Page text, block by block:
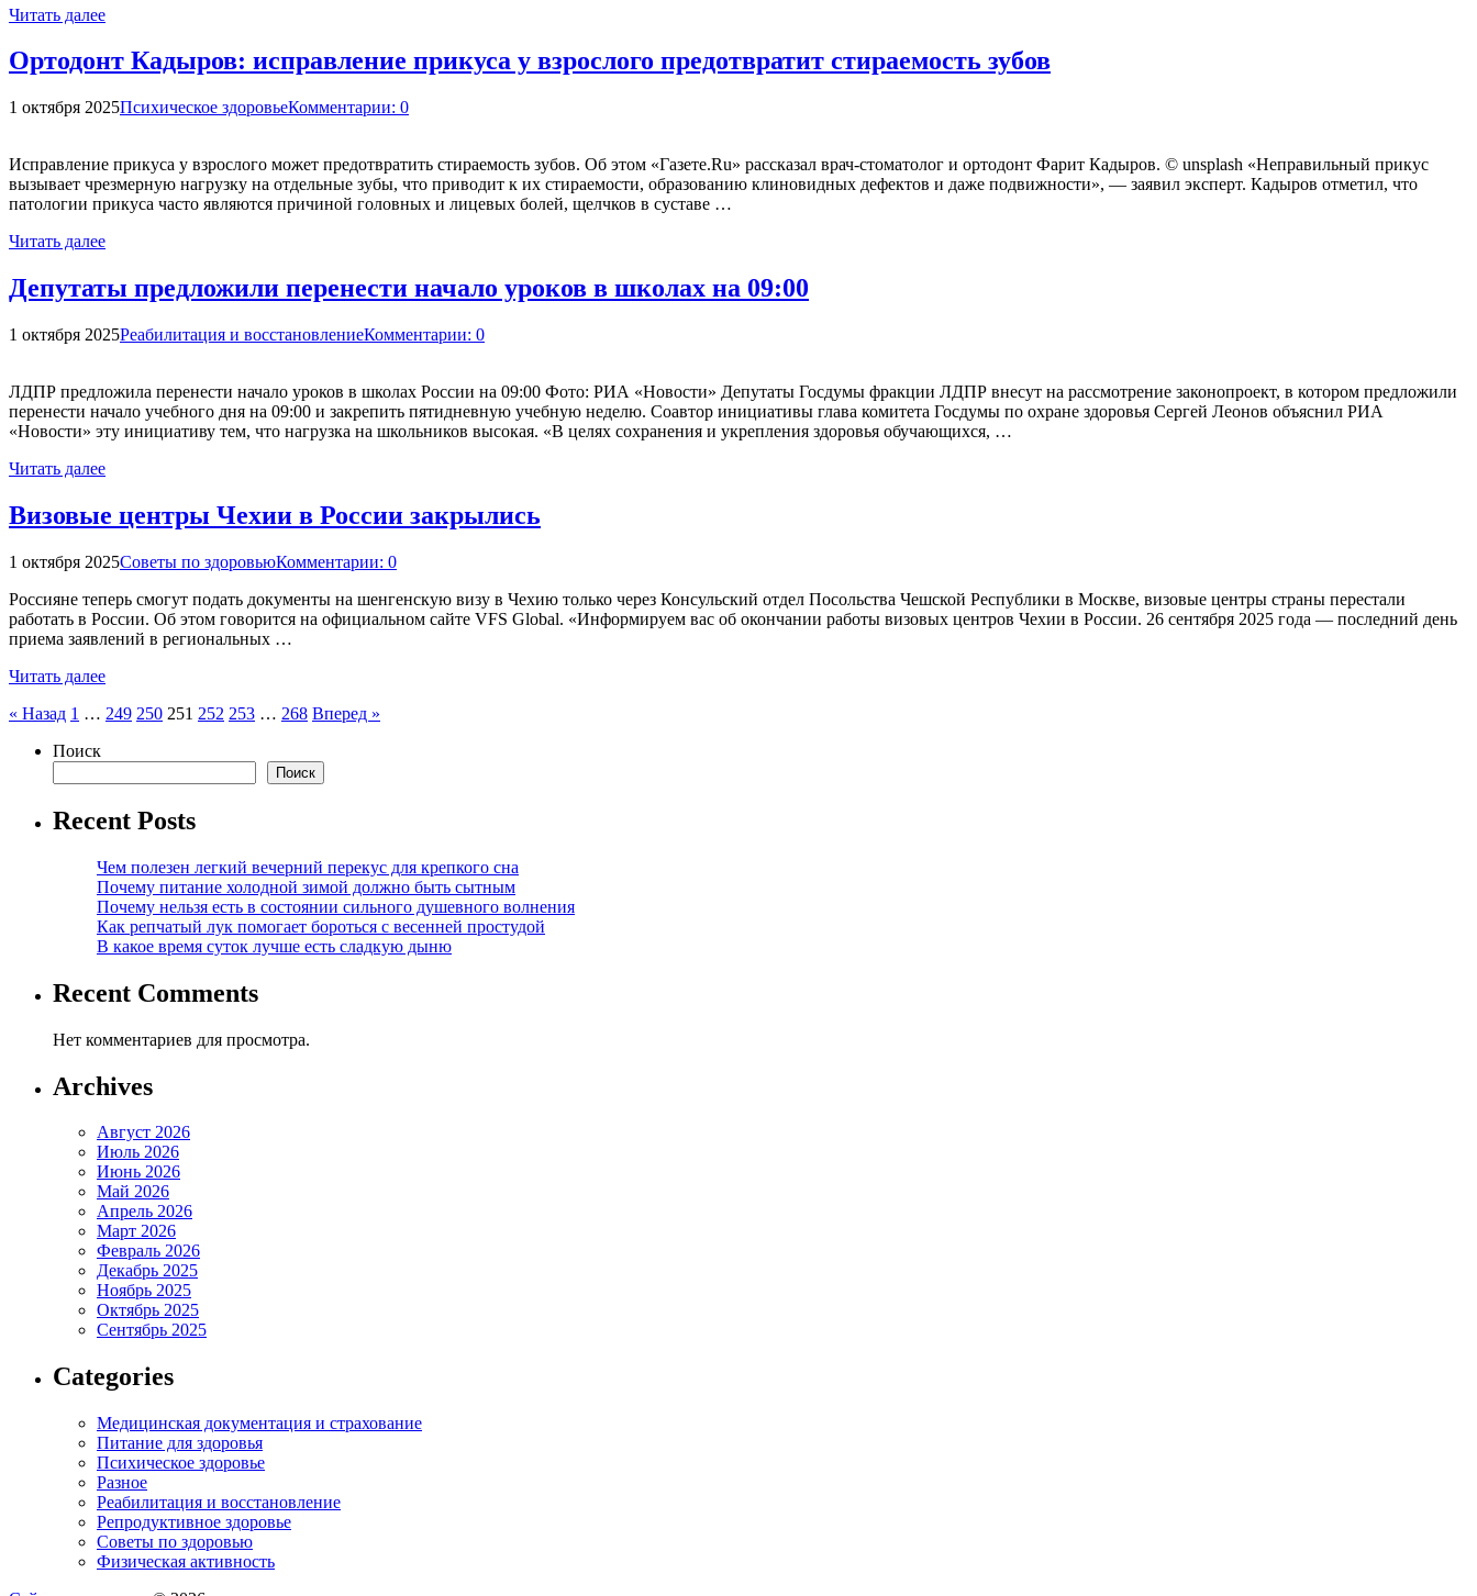
Читать далее
Ортодонт Кадыров: исправление прикуса у взрослого предотвратит стираемость зубов
1 октября 2025Психическое здоровьеКомментарии: 0
Исправление прикуса у взрослого может предотвратить стираемость зубов. Об этом «Газете.Ru» рассказал врач-стоматолог и ортодонт Фарит Кадыров. © unsplash «Неправильный прикус
вызывает чрезмерную нагрузку на отдельные зубы, что приводит к их стираемости, образованию клиновидных дефектов и даже подвижности», — заявил эксперт. Кадыров отметил, что
патологии прикуса часто являются причиной головных и лицевых болей, щелчков в суставе …
Читать далее
Депутаты предложили перенести начало уроков в школах на 09:00
1 октября 2025Реабилитация и восстановлениеКомментарии: 0
ЛДПР предложила перенести начало уроков в школах России на 09:00 Фото: РИА «Новости» Депутаты Госдумы фракции ЛДПР внесут на рассмотрение законопроект, в котором предложили
перенести начало учебного дня на 09:00 и закрепить пятидневную учебную неделю. Соавтор инициативы глава комитета Госдумы по охране здоровья Сергей Леонов объяснил РИА
«Новости» эту инициативу тем, что нагрузка на школьников высокая. «В целях сохранения и укрепления здоровья обучающихся, …
Читать далее
Визовые центры Чехии в России закрылись
1 октября 2025Советы по здоровьюКомментарии: 0
Россияне теперь смогут подать документы на шенгенскую визу в Чехию только через Консульский отдел Посольства Чешской Республики в Москве, визовые центры страны перестали
работать в России. Об этом говорится на официальном сайте VFS Global. «Информируем вас об окончании работы визовых центров Чехии в России. 26 сентября 2025 года — последний день
приема заявлений в региональных …
Читать далее
Пагинация
записей
« Назад 1 … 249 250 251 252 253 … 268 Вперед »
Поиск
Поиск
Recent Posts
Чем полезен легкий вечерний перекус для крепкого сна
Почему питание холодной зимой должно быть сытным
Почему нельзя есть в состоянии сильного душевного волнения
Как репчатый лук помогает бороться с весенней простудой
В какое время суток лучше есть сладкую дыню
Recent Comments
Нет комментариев для просмотра.
Archives
Август 2026
Июль 2026
Июнь 2026
Май 2026
Апрель 2026
Март 2026
Февраль 2026
Декабрь 2025
Ноябрь 2025
Октябрь 2025
Сентябрь 2025
Categories
Медицинская документация и страхование
Питание для здоровья
Психическое здоровье
Разное
Реабилитация и восстановление
Репродуктивное здоровье
Советы по здоровью
Физическая активность